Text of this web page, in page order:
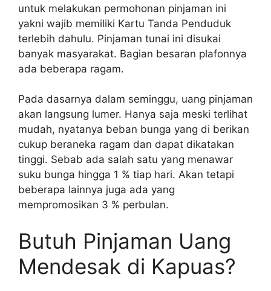
untuk melakukan permohonan pinjaman ini
yakni wajib memiliki Kartu Tanda Penduduk
terlebih dahulu. Pinjaman tunai ini disukai
banyak masyarakat. Bagian besaran plafonnya
ada beberapa ragam.
Pada dasarnya dalam seminggu, uang pinjaman
akan langsung lumer. Hanya saja meski terlihat
mudah, nyatanya beban bunga yang di berikan
cukup beraneka ragam dan dapat dikatakan
tinggi. Sebab ada salah satu yang menawar
suku bunga hingga 1 % tiap hari. Akan tetapi
beberapa lainnya juga ada yang
mempromosikan 3 % perbulan.
Butuh Pinjaman Uang
Mendesak di Kapuas?